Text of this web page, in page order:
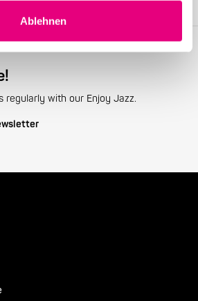
Ablehnen
regularly with our Enjoy Jazz.